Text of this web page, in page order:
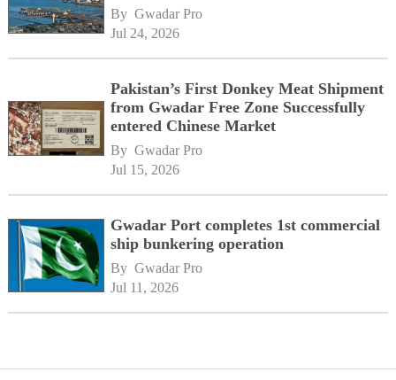
By Gwadar Pro
Jul 24, 2026
Pakistan’s First Donkey Meat Shipment
from Gwadar Free Zone Successfully
entered Chinese Market
By Gwadar Pro
Jul 15, 2026
Gwadar Port completes 1st commercial
ship bunkering operation
By Gwadar Pro
Jul 11, 2026